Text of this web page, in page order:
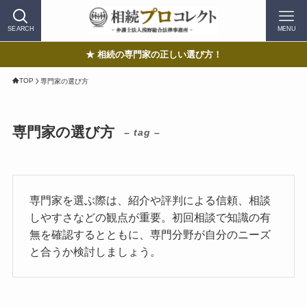
SEARCH MENU
★ 相続の専門家の正しい選び方！
TOP 専門家の選び方
専門家の選び方 – tag –
専門家を選ぶ際は、紹介や評判による信頼、相談
しやすさなどの観点が重要。初回相談で知識の有
無を確認するとともに、専門分野が自分のニーズ
と合うか検討しましょう。